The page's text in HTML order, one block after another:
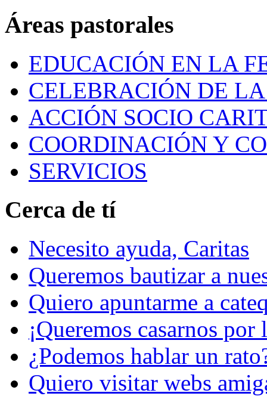
Áreas pastorales
EDUCACIÓN EN LA
CELEBRACIÓN DE
ACCIÓN SOCIO
COORDINACIÓN Y
SERVICIOS
Cerca de tí
Necesito ayuda, Caritas
Queremos bautizar a
Quiero apuntarme a
¡Queremos casarnos
¿Podemos hablar un
Quiero visitar webs